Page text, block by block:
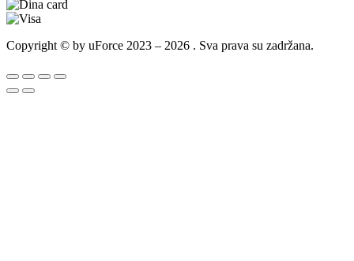
Copyright © by uForce 2023 – 2026 . Sva prava su zadržana.